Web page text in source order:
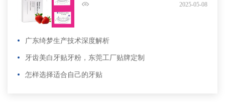
2025-05-08
广东绮梦生产技术深度解析
牙齿美白牙贴牙粉，东莞工厂贴牌定制
怎样选择适合自己的牙贴